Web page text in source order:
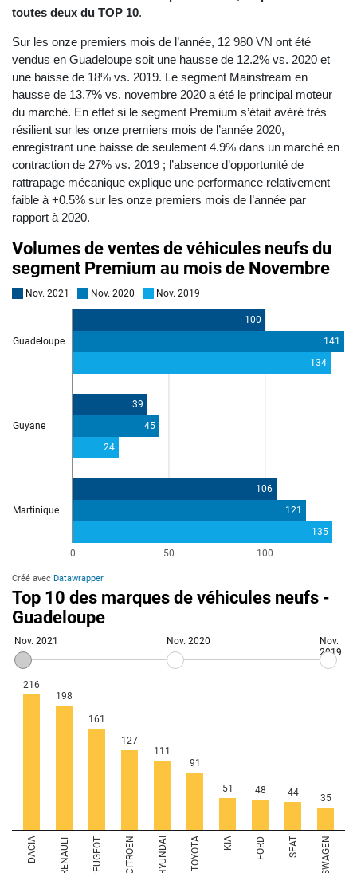
toutes deux du TOP 10.
Sur les onze premiers mois de l’année, 12 980 VN ont été
vendus en Guadeloupe soit une hausse de 12.2% vs. 2020 et
une baisse de 18% vs. 2019. Le segment Mainstream en
hausse de 13.7% vs. novembre 2020 a été le principal moteur
du marché. En effet si le segment Premium s’était avéré très
résilient sur les onze premiers mois de l’année 2020,
enregistrant une baisse de seulement 4.9% dans un marché en
contraction de 27% vs. 2019 ; l’absence d’opportunité de
rattrapage mécanique explique une performance relativement
faible à +0.5% sur les onze premiers mois de l’année par
rapport à 2020.